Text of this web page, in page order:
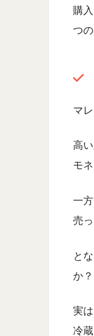
購
つ
マ
高
モ
一
売
と
か？
実
冷